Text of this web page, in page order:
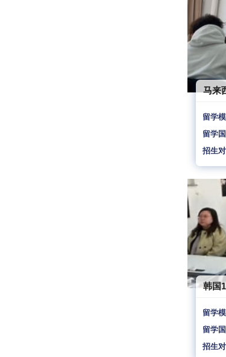
马来
留学模
留学
招生对
韩国
留学模
留学
招生对